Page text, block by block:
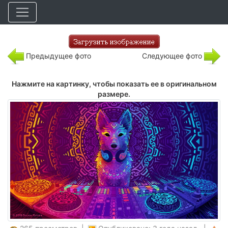
Предыдущее фото Следующее фото
Нажмите на картинку, чтобы показать ее в оригинальном
размере.